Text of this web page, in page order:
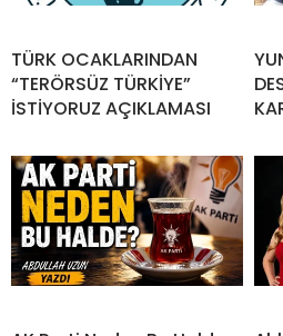
TÜRK OCAKLARINDAN
“TERÖRSÜZ TÜRKİYE”
İSTİYORUZ AÇIKLAMASI